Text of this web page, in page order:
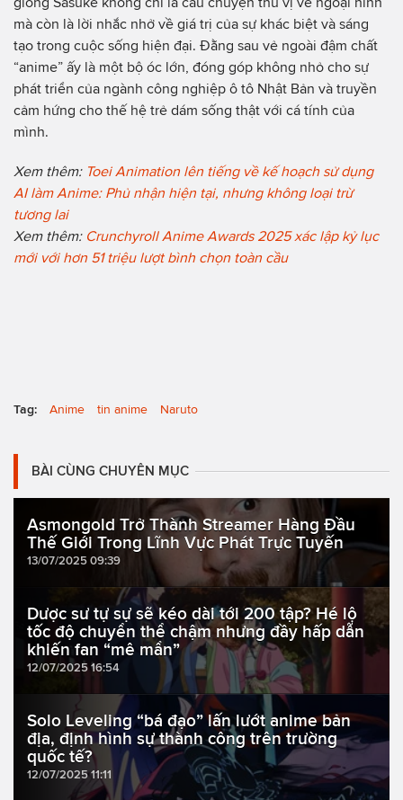
mà còn là lời nhắc nhở về giá trị của sự khác biệt và sáng
tạo trong cuộc sống hiện đại. Đằng sau vẻ ngoài đậm chất
“anime” ấy là một bộ óc lớn, đóng góp không nhỏ cho sự
phát triển của ngành công nghiệp ô tô Nhật Bản và truyền
cảm hứng cho thế hệ trẻ dám sống thật với cá tính của
mình.
Xem thêm: Toei Animation lên tiếng về kế hoạch sử dụng
AI làm Anime: Phủ nhận hiện tại, nhưng không loại trừ
tương lai
Xem thêm: Crunchyroll Anime Awards 2025 xác lập kỷ lục
mới với hơn 51 triệu lượt bình chọn toàn cầu
Tag: Anime tin anime Naruto
BÀI CÙNG CHUYÊN MỤC
Asmongold Trở Thành Streamer Hàng Đầu
Thế Giới Trong Lĩnh Vực Phát Trực Tuyến
13/07/2025 09:39
Dược sư tự sự sẽ kéo dài tới 200 tập? Hé lộ
tốc độ chuyển thể chậm nhưng đầy hấp dẫn
khiến fan “mê mẩn”
12/07/2025 16:54
Solo Leveling “bá đạo” lấn lướt anime bản
địa, định hình sự thành công trên trường
quốc tế?
12/07/2025 11:11